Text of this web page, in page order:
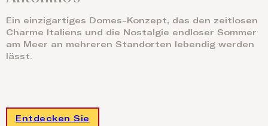
Ein einzigartiges Domes-Konzept, das den zeitlosen
Charme Italiens und die Nostalgie endloser Sommer
am Meer an mehreren Standorten lebendig werden
lässt.
Entdecken Sie